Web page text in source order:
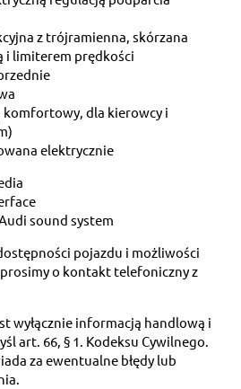
z trójramienna, skórzana
i limiterem prędkości
komfortowy, dla kierowcy i
elektrycznie
sound system
pojazdu i możliwości
o kontakt telefoniczny z
wyłącznie informacją handlową i
art. 66, § 1. Kodeksu Cywilnego.
za ewentualne błędy lub